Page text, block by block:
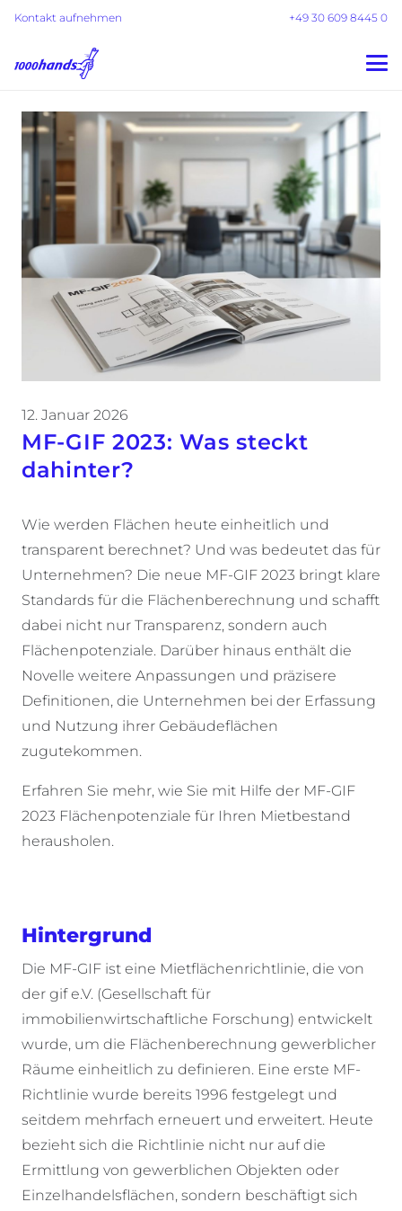
Kontakt aufnehmen +49 30 609 8445 0
12. Januar 2026
MF-GIF 2023: Was steckt
dahinter?
Wie werden Flächen heute einheitlich und
transparent berechnet? Und was bedeutet das für
Unternehmen? Die neue MF-GIF 2023 bringt klare
Standards für die Flächenberechnung und schafft
dabei nicht nur Transparenz, sondern auch
Flächenpotenziale. Darüber hinaus enthält die
Novelle weitere Anpassungen und präzisere
Definitionen, die Unternehmen bei der Erfassung
und Nutzung ihrer Gebäudeflächen
zugutekommen.
Erfahren Sie mehr, wie Sie mit Hilfe der MF-GIF
2023 Flächenpotenziale für Ihren Mietbestand
herausholen.
Hintergrund
Die MF-GIF ist eine Mietflächenrichtlinie, die von
der gif e.V. (Gesellschaft für
immobilienwirtschaftliche Forschung) entwickelt
wurde, um die Flächenberechnung gewerblicher
Räume einheitlich zu definieren. Eine erste MF-
Richtlinie wurde bereits 1996 festgelegt und
seitdem mehrfach erneuert und erweitert. Heute
bezieht sich die Richtlinie nicht nur auf die
Ermittlung von gewerblichen Objekten oder
Einzelhandelsflächen, sondern beschäftigt sich